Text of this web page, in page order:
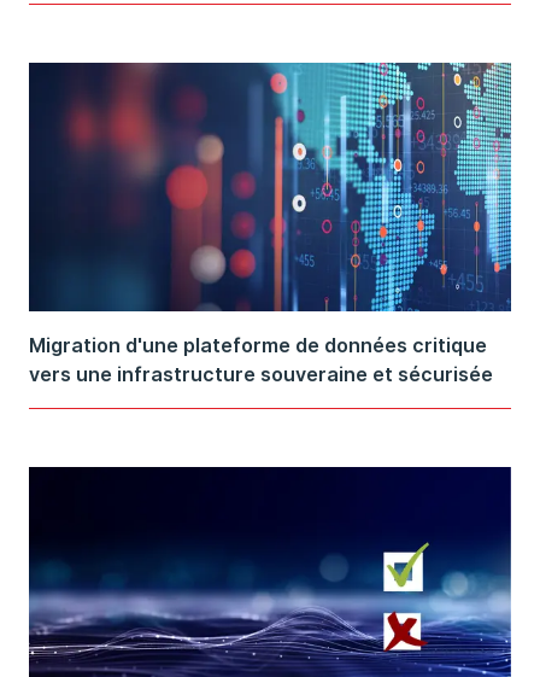
Migration d'une plateforme de données critique
vers une infrastructure souveraine et sécurisée